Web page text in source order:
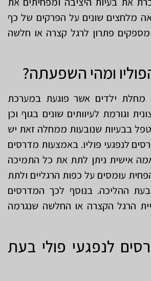
מלחצים שונים על הפרקים של כף
פתרון לרגל קצרה או חלשה
ומהי השפעתה?
מחלת ילדים אשר פוגעת במערכת
וגורמת לעיוותים שונים בגוף וכן
בבעיות שנובעות ממחלה זאת יש
לנפגעי פוליו. באמצעות מדרסים
אישית ניתן לתת את כל התמיכה
עומסים על כפות הרגליים ולתת
בעת ההליכה. בנוסף לכך המדרסים
הרגל הקצרה או החלשה שנגרמה
לנפגעי פולי בעת